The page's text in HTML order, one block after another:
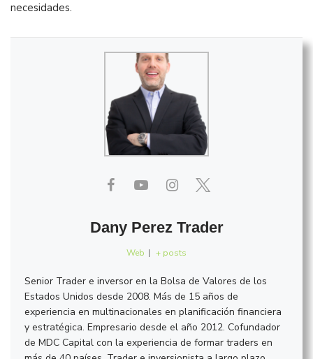
necesidades.
Dany Perez Trader
Web | + posts
Senior Trader e inversor en la Bolsa de Valores de los
Estados Unidos desde 2008. Más de 15 años de
experiencia en multinacionales en planificación financiera
y estratégica. Empresario desde el año 2012. Cofundador
de MDC Capital con la experiencia de formar traders en